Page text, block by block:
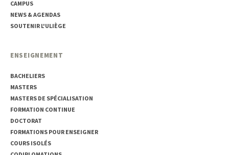
CAMPUS
NEWS & AGENDAS
SOUTENIR L'ULIÈGE
ENSEIGNEMENT
BACHELIERS
MASTERS
MASTERS DE SPÉCIALISATION
FORMATION CONTINUE
DOCTORAT
FORMATIONS POUR ENSEIGNER
COURS ISOLÉS